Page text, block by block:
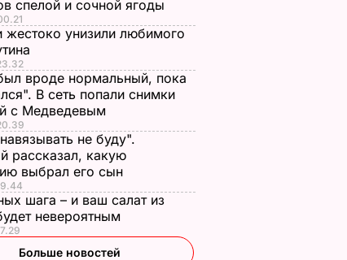
спелой и сочной ягоды
жестоко унизили любимого
вроде нормальный, пока
В сеть попали снимки
с Медведевым
не буду".
рассказал, какую
выбрал его сын
шага – и ваш салат из
невероятным
Больше новостей